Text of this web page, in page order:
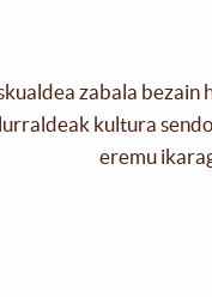
zabala
kultura
eremu